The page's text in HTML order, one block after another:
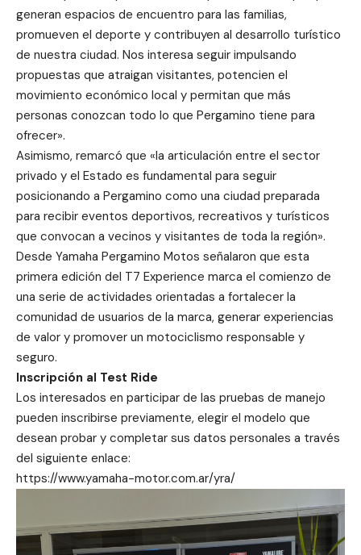
generan espacios de encuentro para las familias,
promueven el deporte y contribuyen al desarrollo turístico
de nuestra ciudad. Nos interesa seguir impulsando
propuestas que atraigan visitantes, potencien el
movimiento económico local y permitan que más
personas conozcan todo lo que Pergamino tiene para
ofrecer».
Asimismo, remarcó que «la articulación entre el sector
privado y el Estado es fundamental para seguir
posicionando a Pergamino como una ciudad preparada
para recibir eventos deportivos, recreativos y turísticos
que convocan a vecinos y visitantes de toda la región».
Desde Yamaha Pergamino Motos señalaron que esta
primera edición del T7 Experience marca el comienzo de
una serie de actividades orientadas a fortalecer la
comunidad de usuarios de la marca, generar experiencias
de valor y promover un motociclismo responsable y
seguro.
Inscripción al Test Ride
Los interesados en participar de las pruebas de manejo
pueden inscribirse previamente, elegir el modelo que
desean probar y completar sus datos personales a través
del siguiente enlace:
https://www.yamaha-motor.com.ar/yra/